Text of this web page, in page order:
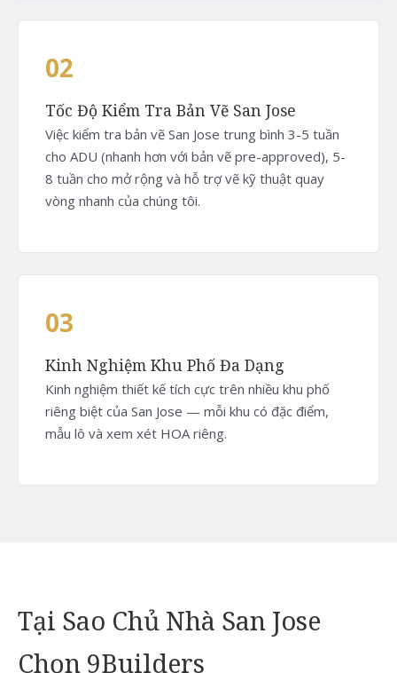
02
Tốc Độ Kiểm Tra Bản Vẽ San Jose
Việc kiểm tra bản vẽ San Jose trung bình 3-5 tuần
cho ADU (nhanh hơn với bản vẽ pre-approved), 5-
8 tuần cho mở rộng và hỗ trợ vẽ kỹ thuật quay
vòng nhanh của chúng tôi.
03
Kinh Nghiệm Khu Phố Đa Dạng
Kinh nghiệm thiết kế tích cực trên nhiều khu phố
riêng biệt của San Jose — mỗi khu có đặc điểm,
mẫu lô và xem xét HOA riêng.
Tại Sao Chủ Nhà San Jose
Chọn 9Builders